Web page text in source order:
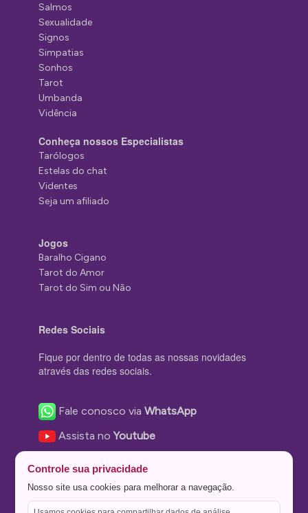
Salmos
Sexualidade
Signos
Simpatias
Sonhos
Tarot
Umbanda
Vidência
Conheça nossos Especialistas
Tarólogos
Estelas do chat
Videntes
Seja um afiliado
Jogos
Baralho Cigano
Tarot do Amor
Tarot do Sim ou Não
Redes Sociais
Fique por dentro de todas as nossas novidades
através das redes sociais.
Fale conosco viaWhatsApp
Assista noYoutube
Nos siga no Instagram
Nos siga noTwitter
Controle sua privacidade
Nosso site usa cookies para melhorar a navegação.